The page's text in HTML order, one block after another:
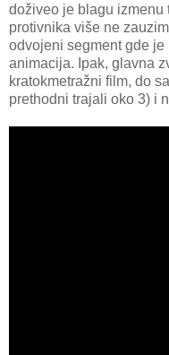
doživeo je blagu izmenu
protivnika više ne
odvojeni segment gde
animacija. Ipak, glavna
kratokmetražni film, do
prethodni trajali oko 3) i